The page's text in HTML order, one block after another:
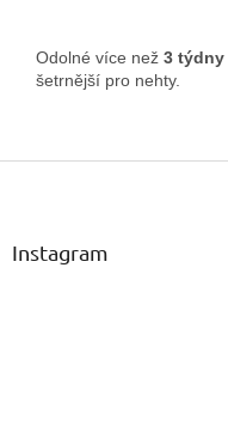
Odolné více než 3 týdny
šetrnější pro nehty.
Z
Instagram